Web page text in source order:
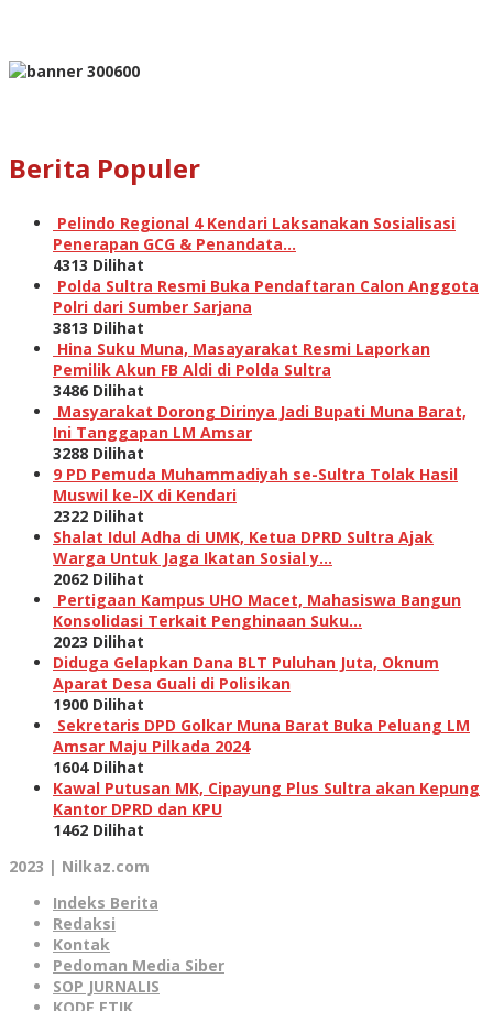
Berita Populer
Pelindo Regional 4 Kendari Laksanakan Sosialisasi
Penerapan GCG & Penandata…
4313 Dilihat
Polda Sultra Resmi Buka Pendaftaran Calon Anggota
Polri dari Sumber Sarjana
3813 Dilihat
Hina Suku Muna, Masayarakat Resmi Laporkan
Pemilik Akun FB Aldi di Polda Sultra
3486 Dilihat
Masyarakat Dorong Dirinya Jadi Bupati Muna Barat,
Ini Tanggapan LM Amsar
3288 Dilihat
9 PD Pemuda Muhammadiyah se-Sultra Tolak Hasil
Muswil ke-IX di Kendari
2322 Dilihat
Shalat Idul Adha di UMK, Ketua DPRD Sultra Ajak
Warga Untuk Jaga Ikatan Sosial y…
2062 Dilihat
Pertigaan Kampus UHO Macet, Mahasiswa Bangun
Konsolidasi Terkait Penghinaan Suku…
2023 Dilihat
Diduga Gelapkan Dana BLT Puluhan Juta, Oknum
Aparat Desa Guali di Polisikan
1900 Dilihat
Sekretaris DPD Golkar Muna Barat Buka Peluang LM
Amsar Maju Pilkada 2024
1604 Dilihat
Kawal Putusan MK, Cipayung Plus Sultra akan Kepung
Kantor DPRD dan KPU
1462 Dilihat
2023 | Nilkaz.com
Indeks Berita
Redaksi
Kontak
Pedoman Media Siber
SOP JURNALIS